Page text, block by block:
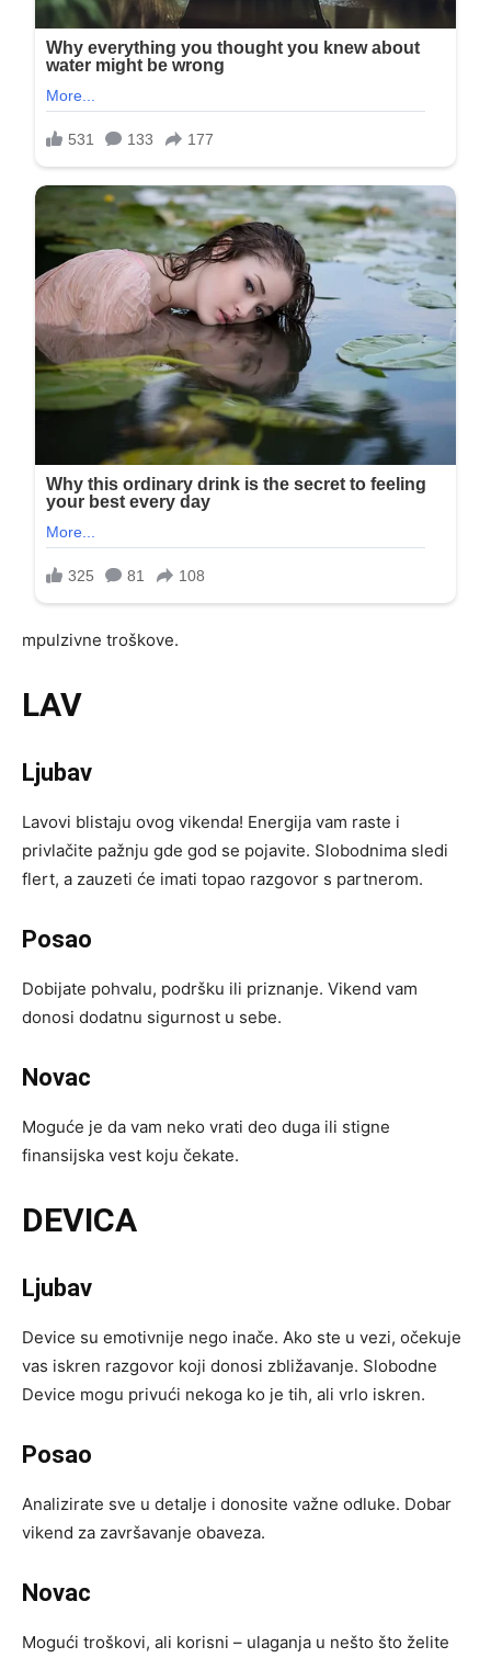
mpulzivne troškove.
LAV
Ljubav
Lavovi blistaju ovog vikenda! Energija vam raste i
privlačite pažnju gde god se pojavite. Slobodnima sledi
flert, a zauzeti će imati topao razgovor s partnerom.
Posao
Dobijate pohvalu, podršku ili priznanje. Vikend vam
donosi dodatnu sigurnost u sebe.
Novac
Moguće je da vam neko vrati deo duga ili stigne
finansijska vest koju čekate.
DEVICA
Ljubav
Device su emotivnije nego inače. Ako ste u vezi, očekuje
vas iskren razgovor koji donosi zbližavanje. Slobodne
Device mogu privući nekoga ko je tih, ali vrlo iskren.
Posao
Analizirate sve u detalje i donosite važne odluke. Dobar
vikend za završavanje obaveza.
Novac
Mogući troškovi, ali korisni – ulaganja u nešto što želite